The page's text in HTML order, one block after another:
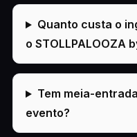
Quanto custa o
o STOLLPALOOZA
Tem meia-
evento?